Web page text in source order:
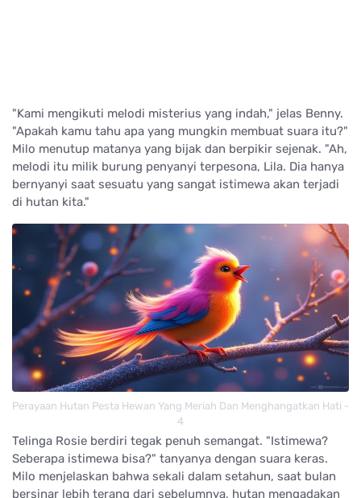
"Kami mengikuti melodi misterius yang indah," jelas Benny.
"Apakah kamu tahu apa yang mungkin membuat suara itu?"
Milo menutup matanya yang bijak dan berpikir sejenak. "Ah,
melodi itu milik burung penyanyi terpesona, Lila. Dia hanya
bernyanyi saat sesuatu yang sangat istimewa akan terjadi
di hutan kita."
Perayaan Hutan Pesta Hewan Yang Meriah Dan Menghangatkan Hati -
4
Telinga Rosie berdiri tegak penuh semangat. "Istimewa?
Seberapa istimewa bisa?" tanyanya dengan suara keras.
Milo menjelaskan bahwa sekali dalam setahun, saat bulan
bersinar lebih terang dari sebelumnya, hutan mengadakan